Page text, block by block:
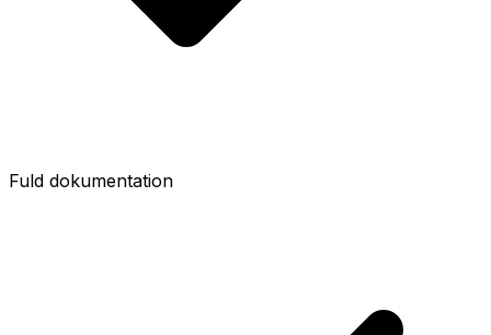
Fuld dokumentation